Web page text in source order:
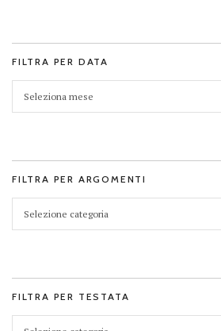
FILTRA PER DATA
FILTRA PER ARGOMENTI
FILTRA PER TESTATA